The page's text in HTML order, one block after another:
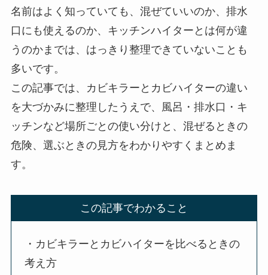
名前はよく知っていても、混ぜていいのか、排水
口にも使えるのか、キッチンハイターとは何が違
うのかまでは、はっきり整理できていないことも
多いです。
この記事では、カビキラーとカビハイターの違い
を大づかみに整理したうえで、風呂・排水口・キ
ッチンなど場所ごとの使い分けと、混ぜるときの
危険、選ぶときの見方をわかりやすくまとめま
す。
この記事でわかること
・カビキラーとカビハイターを比べるときの
考え方